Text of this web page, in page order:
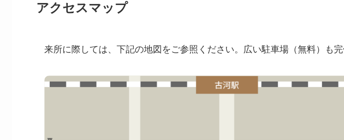
アクセスマップ
来所に際しては、下記の地図をご参照ください。広い駐車場（無料）も完